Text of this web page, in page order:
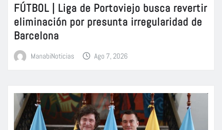
FÚTBOL | Liga de Portoviejo busca revertir
eliminación por presunta irregularidad de
Barcelona
ManabiNoticias Ago 7, 2026